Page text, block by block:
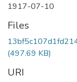
1917-07-10
Files
(497.69 KB)
URI